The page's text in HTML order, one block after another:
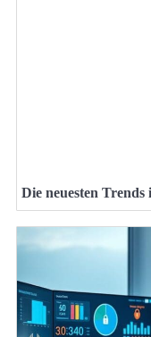
Die neuesten